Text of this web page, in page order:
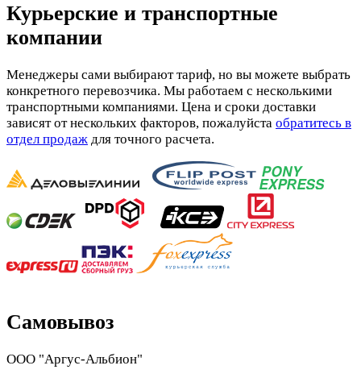
Курьерские и транспортные
компании
Менеджеры сами выбирают тариф, но вы можете выбрать
конкретного перевозчика. Мы работаем с несколькими
транспортными компаниями. Цена и сроки доставки
зависят от нескольких факторов, пожалуйста обратитесь в
отдел продаж для точного расчета.
Самовывоз
ООО "Аргус-Альбион"